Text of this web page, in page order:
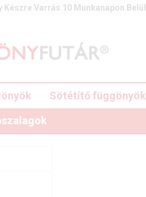
Készre Varrás 10 Munkanapon Belül
Sötétítő függönyök